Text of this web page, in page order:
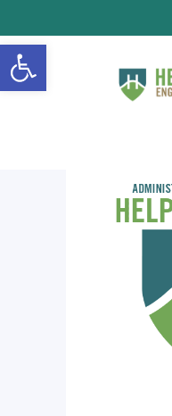
Ouvrir la barre d’outils